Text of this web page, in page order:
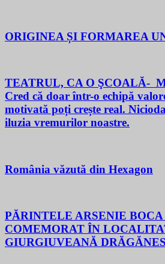
ORIGINEA ȘI FORMAREA
TEATRUL, CA O ŞCOALĂ-
Cred că doar într-o echipă
motivată poți crește real.
iluzia vremurilor noastre.
România văzută din Hexagon
PĂRINTELE ARSENIE BOCA
COMEMORAT ÎN
GIURGIUVEANĂ